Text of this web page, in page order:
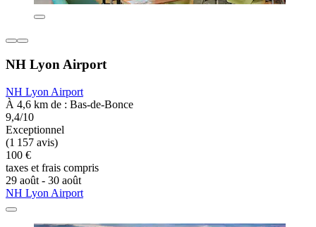
NH Lyon Airport
NH Lyon Airport
À 4,6 km de : Bas-de-Bonce
9,4/10
Exceptionnel
(1 157 avis)
100 €
taxes et frais compris
29 août - 30 août
NH Lyon Airport